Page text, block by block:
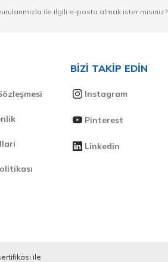
ile ilgili e-posta almak ister misiniz?
BİZİ TAKİP EDİN
Instagram
Pinterest
Linkedin
ile